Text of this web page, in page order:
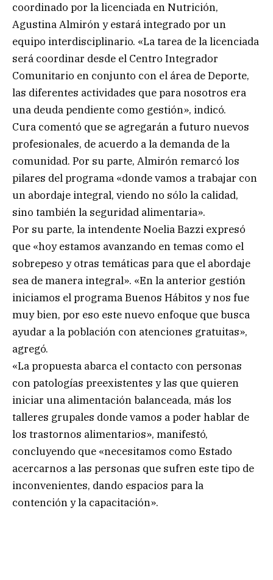
coordinado por la licenciada en Nutrición,
Agustina Almirón y estará integrado por un
equipo interdisciplinario. «La tarea de la licenciada
será coordinar desde el Centro Integrador
Comunitario en conjunto con el área de Deporte,
las diferentes actividades que para nosotros era
una deuda pendiente como gestión», indicó.
Cura comentó que se agregarán a futuro nuevos
profesionales, de acuerdo a la demanda de la
comunidad. Por su parte, Almirón remarcó los
pilares del programa «donde vamos a trabajar con
un abordaje integral, viendo no sólo la calidad,
sino también la seguridad alimentaria».
Por su parte, la intendente Noelia Bazzi expresó
que «hoy estamos avanzando en temas como el
sobrepeso y otras temáticas para que el abordaje
sea de manera integral». «En la anterior gestión
iniciamos el programa Buenos Hábitos y nos fue
muy bien, por eso este nuevo enfoque que busca
ayudar a la población con atenciones gratuitas»,
agregó.
«La propuesta abarca el contacto con personas
con patologías preexistentes y las que quieren
iniciar una alimentación balanceada, más los
talleres grupales donde vamos a poder hablar de
los trastornos alimentarios», manifestó,
concluyendo que «necesitamos como Estado
acercarnos a las personas que sufren este tipo de
inconvenientes, dando espacios para la
contención y la capacitación».